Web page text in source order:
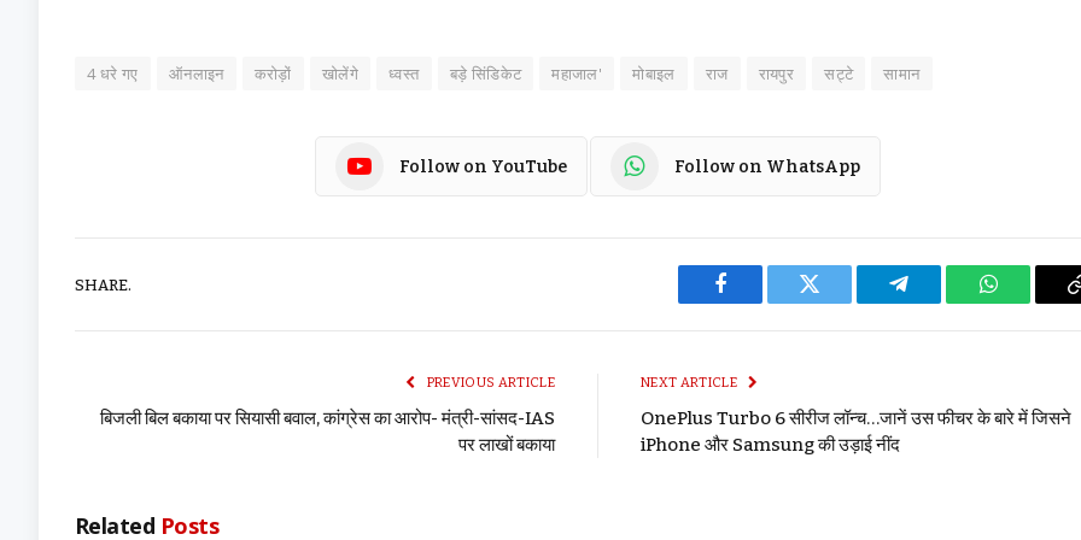
4 धरे गए ऑनलाइन करोड़ों खोलेंगे ध्वस्त बड़े सिंडिकेट महाजाल' मोबाइल राज रायपुर सट्टे सामान
Follow on YouTube Follow on WhatsApp
SHARE.
Facebook Twitter Telegram WhatsApp
PREVIOUS ARTICLE
बिजली बिल बकाया पर सियासी बवाल, कांग्रेस का आरोप- मंत्री-सांसद-IAS
पर लाखों बकाया
NEXT ARTICLE
OnePlus Turbo 6 सीरीज लॉन्च…जानें उस फीचर के बारे में जिसने
iPhone और Samsung की उड़ाई नींद
Related Posts